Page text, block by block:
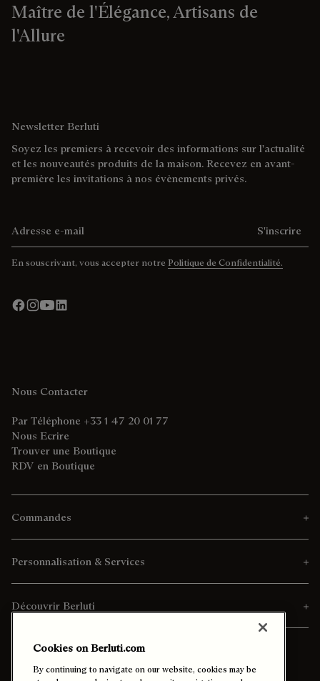
Maître de l'Élégance, Artisans de
l'Allure
Newsletter Berluti
Soyez les premiers à recevoir des informations sur l'actualité
et les nouveautés produits de la maison. Recevez en avant-
première les invitations à nos évènements privés.
S'inscrire
En souscrivant, vous accepter notre Politique de Confidentialité.
Nous Contacter
Par Téléphone +33 1 47 20 01 77
Nous Ecrire
Trouver une Boutique
RDV en Boutique
Commandes
Personnalisation & Services
Découvrir Berluti
Cookies on Berluti.com
By continuing to navigate on our website, cookies may be